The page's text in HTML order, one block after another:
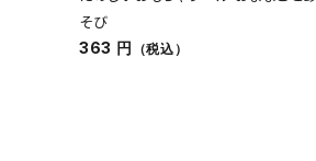
そび
363 円 （税込）